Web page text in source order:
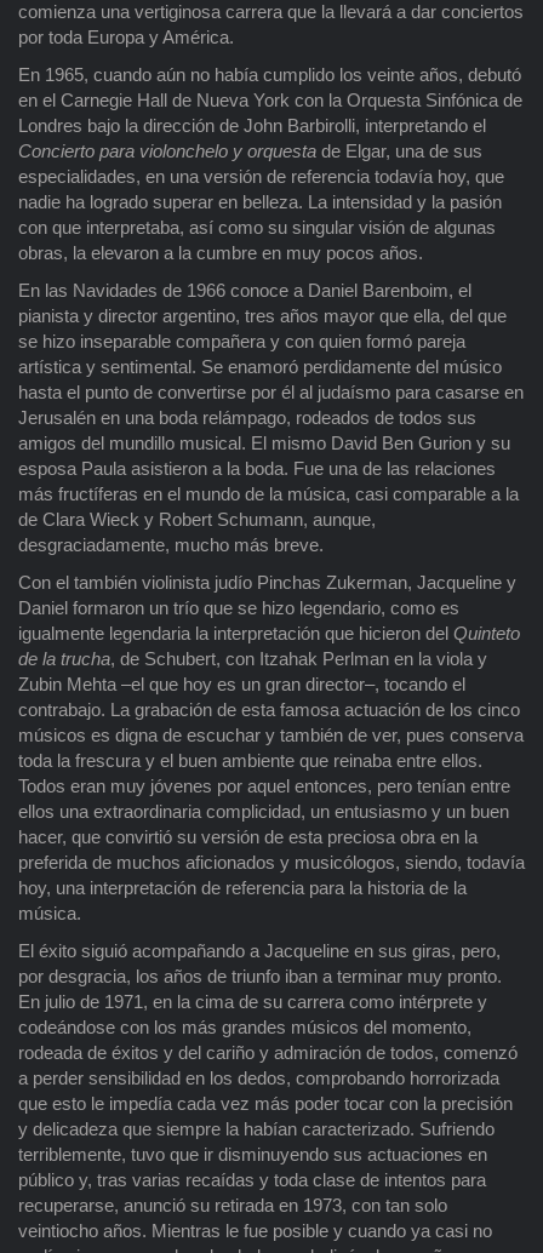
comienza una vertiginosa carrera que la llevará a dar conciertos
por toda Europa y América.
En 1965, cuando aún no había cumplido los veinte años, debutó
en el Carnegie Hall de Nueva York con la Orquesta Sinfónica de
Londres bajo la dirección de John Barbirolli, interpretando el
Concierto para violonchelo y orquesta de Elgar, una de sus
especialidades, en una versión de referencia todavía hoy, que
nadie ha logrado superar en belleza. La intensidad y la pasión
con que interpretaba, así como su singular visión de algunas
obras, la elevaron a la cumbre en muy pocos años.
En las Navidades de 1966 conoce a Daniel Barenboim, el
pianista y director argentino, tres años mayor que ella, del que
se hizo inseparable compañera y con quien formó pareja
artística y sentimental. Se enamoró perdidamente del músico
hasta el punto de convertirse por él al judaísmo para casarse en
Jerusalén en una boda relámpago, rodeados de todos sus
amigos del mundillo musical. El mismo David Ben Gurion y su
esposa Paula asistieron a la boda. Fue una de las relaciones
más fructíferas en el mundo de la música, casi comparable a la
de Clara Wieck y Robert Schumann, aunque,
desgraciadamente, mucho más breve.
Con el también violinista judío Pinchas Zukerman, Jacqueline y
Daniel formaron un trío que se hizo legendario, como es
igualmente legendaria la interpretación que hicieron del Quinteto
de la trucha, de Schubert, con Itzahak Perlman en la viola y
Zubin Mehta –el que hoy es un gran director–, tocando el
contrabajo. La grabación de esta famosa actuación de los cinco
músicos es digna de escuchar y también de ver, pues conserva
toda la frescura y el buen ambiente que reinaba entre ellos.
Todos eran muy jóvenes por aquel entonces, pero tenían entre
ellos una extraordinaria complicidad, un entusiasmo y un buen
hacer, que convirtió su versión de esta preciosa obra en la
preferida de muchos aficionados y musicólogos, siendo, todavía
hoy, una interpretación de referencia para la historia de la
música.
El éxito siguió acompañando a Jacqueline en sus giras, pero,
por desgracia, los años de triunfo iban a terminar muy pronto.
En julio de 1971, en la cima de su carrera como intérprete y
codeándose con los más grandes músicos del momento,
rodeada de éxitos y del cariño y admiración de todos, comenzó
a perder sensibilidad en los dedos, comprobando horrorizada
que esto le impedía cada vez más poder tocar con la precisión
y delicadeza que siempre la habían caracterizado. Sufriendo
terriblemente, tuvo que ir disminuyendo sus actuaciones en
público y, tras varias recaídas y toda clase de intentos para
recuperarse, anunció su retirada en 1973, con tan solo
veintiocho años. Mientras le fue posible y cuando ya casi no